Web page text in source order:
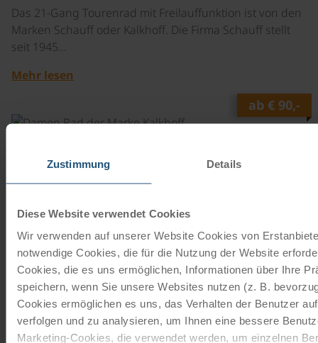
Zustimmung Details
Diese Website verwendet Cookies
Wir verwenden auf unserer Website Cookies von
notwendige Cookies, die für die Nutzung der Website
Cookies, die es uns ermöglichen, Informationen über Ihre
speichern, wenn Sie unsere Websites nutzen (z. B.
Cookies ermöglichen es uns, das Verhalten der Benutzer
verfolgen und zu analysieren, um Ihnen eine bessere
Marketing-Cookies, die verwendet werden, um einzelnen
Das 21-Gang Tourenrad mit Freilauffunktion ist von den
Marken Schauff oder Kalkhoff. Die Firma Schauff stellt
seit 1945…
Mehr lesen
©
ab € 90,-
7 Gänge | 28"
Marken Schauff oder Kalkhoff. Die Firma Schauff stellt
Mehr lesen
©
ab€ 90,-
Tourenrad Herren